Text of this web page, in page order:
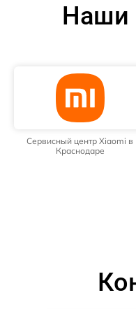
Наши
Сервисный центр Xiaomi в
Краснодаре